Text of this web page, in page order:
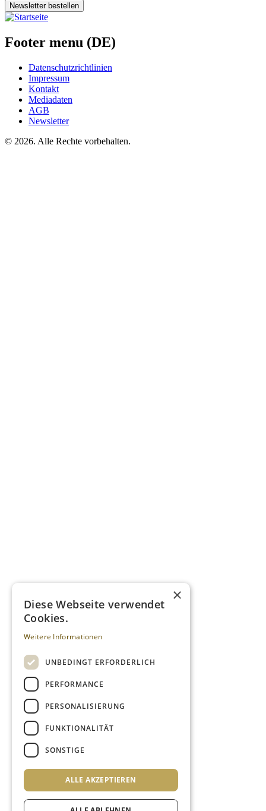
Newsletter bestellen
Footer menu (DE)
Datenschutzrichtlinien
Impressum
Kontakt
Mediadaten
AGB
Newsletter
© 2026. Alle Rechte vorbehalten.
×
Diese Webseite verwendet
Cookies.
Weitere Informationen
UNBEDINGT ERFORDERLICH
PERFORMANCE
PERSONALISIERUNG
FUNKTIONALITÄT
SONSTIGE
ALLE AKZEPTIEREN